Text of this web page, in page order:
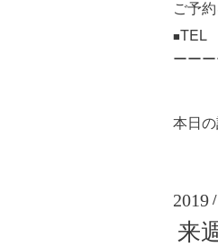
ご予
■TEL
ーー
本日
2019 /
来